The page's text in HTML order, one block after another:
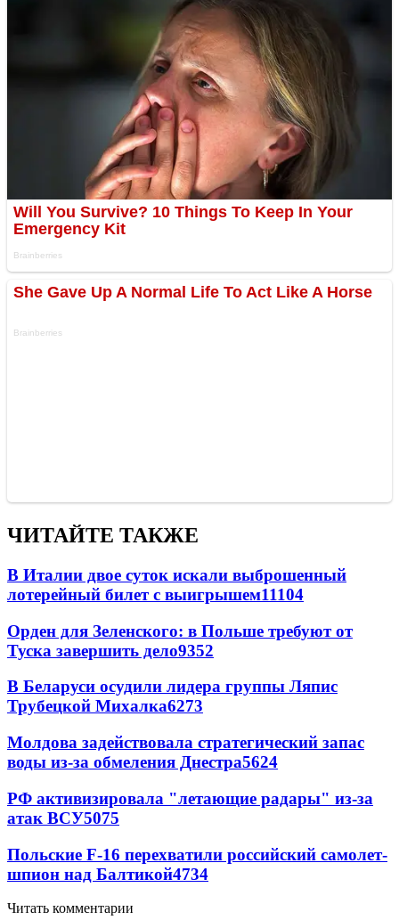
ЧИТАЙТЕ ТАКЖЕ
В Италии двое суток искали выброшенный
лотерейный билет с выигрышем11104
Орден для Зеленского: в Польше требуют от
Туска завершить дело9352
В Беларуси осудили лидера группы Ляпис
Трубецкой Михалка6273
Молдова задействовала стратегический запас
воды из-за обмеления Днестра5624
РФ активизировала "летающие радары" из-за
атак ВСУ5075
Польские F-16 перехватили российский самолет-
шпион над Балтикой4734
Читать комментарии